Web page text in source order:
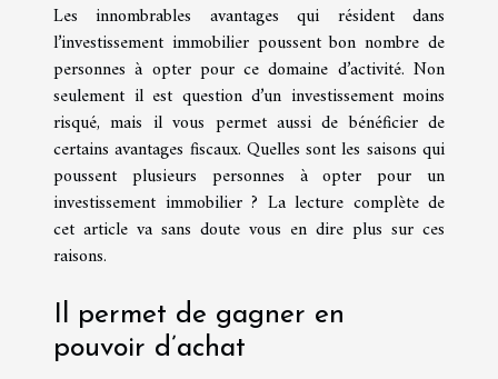
Les innombrables avantages qui résident dans
l’investissement immobilier poussent bon nombre de
personnes à opter pour ce domaine d’activité. Non
seulement il est question d’un investissement moins
risqué, mais il vous permet aussi de bénéficier de
certains avantages fiscaux. Quelles sont les saisons qui
poussent plusieurs personnes à opter pour un
investissement immobilier ? La lecture complète de
cet article va sans doute vous en dire plus sur ces
raisons.
Il permet de gagner en
pouvoir d’achat